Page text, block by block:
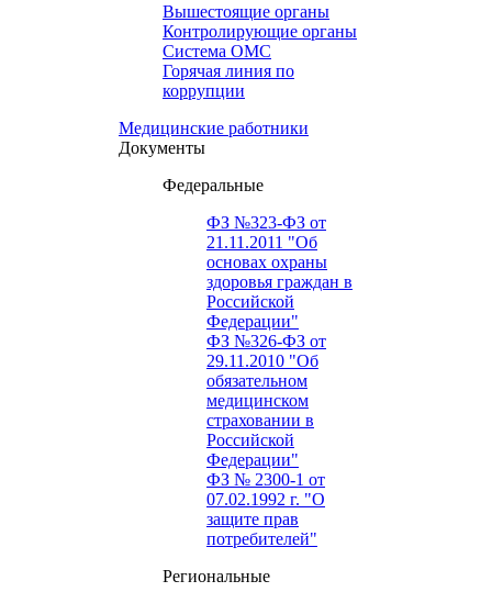
Вышестоящие органы
Контролирующие органы
Система ОМС
Горячая линия по
коррупции
Медицинские работники
Документы
Федеральные
ФЗ №323-ФЗ от
21.11.2011 "Об
основах охраны
здоровья граждан в
Российской
Федерации"
ФЗ №326-ФЗ от
29.11.2010 "Об
обязательном
медицинском
страховании в
Российской
Федерации"
ФЗ № 2300-1 от
07.02.1992 г. "О
защите прав
потребителей"
Региональные